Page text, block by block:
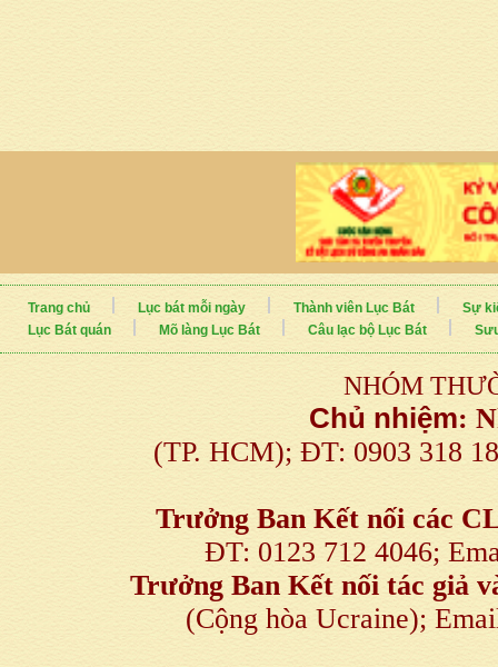
Trang chủ Lục bát mỗi ngày Thành viên Lục Bát
Sự
Lục Bát quán
Mõ làng Lục Bát Câu lạc bộ Lục Bát
NHÓM
Chủ nhiệm:
(TP. HCM); ĐT: 0903 318
Trưởng Ban Kết nối các
ĐT: 0123 712 4046;
Trưởng Ban Kết nối tác giả
(Cộng hòa Ucraine);